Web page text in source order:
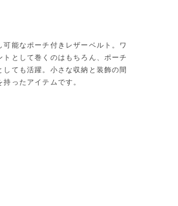
能なポーチ付きレザーベルト。ワ
として巻くのはもちろん、ポーチ
ても活躍。小さな収納と装飾の間
ったアイテムです。